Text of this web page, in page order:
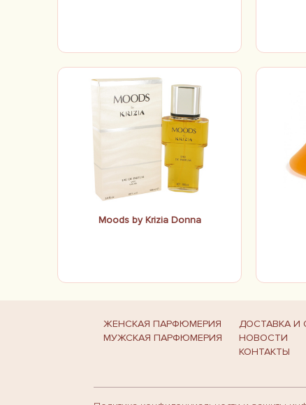
Moods by Krizia Donna
ЖЕНСКАЯ ПАРФЮМЕРИЯ
МУЖСКАЯ ПАРФЮМЕРИЯ
ДОСТАВКА И
НОВОСТИ
КОНТАКТЫ